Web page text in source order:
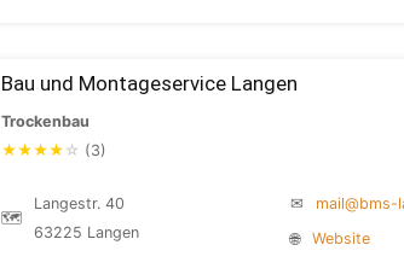
Bau und Montageservice Langen
Trockenbau
★★★★ ☆ (3)
🗺
Langestr. 40
63225 Langen
✉
mail@bms-
🌐
Website